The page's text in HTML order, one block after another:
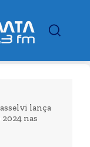
lança
nas